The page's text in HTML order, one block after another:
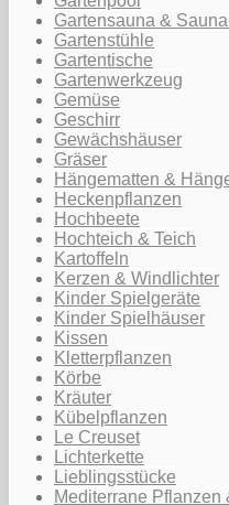
Gartensauna &
Gartenstühle
Gartentische
Gartenwerkzeug
Gemüse
Geschirr
Gewächshäuser
Gräser
Hängematten &
Heckenpflanzen
Hochbeete
Hochteich & Teich
Kartoffeln
Kerzen & Windlichter
Kinder Spielgeräte
Kinder Spielhäuser
Kissen
Kletterpflanzen
Körbe
Kräuter
Kübelpflanzen
Le Creuset
Lichterkette
Lieblingsstücke
Mediterrane Pflanzen